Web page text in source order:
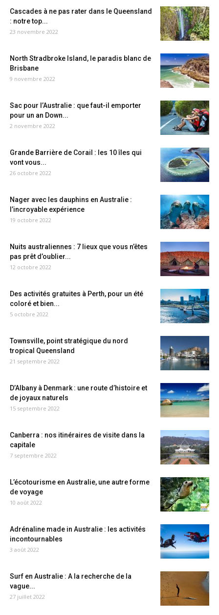
Cascades à ne pas rater dans le Queensland
: notre top...
23 novembre 2022
North Stradbroke Island, le paradis blanc de
Brisbane
9 novembre 2022
Sac pour l’Australie : que faut-il emporter
pour un an Down...
2 novembre 2022
Grande Barrière de Corail : les 10 îles qui
vont vous...
26 octobre 2022
Nager avec les dauphins en Australie :
l’incroyable expérience
19 octobre 2022
Nuits australiennes : 7 lieux que vous n’êtes
pas prêt d’oublier...
12 octobre 2022
Des activités gratuites à Perth, pour un été
coloré et bien...
5 octobre 2022
Townsville, point stratégique du nord
tropical Queensland
21 septembre 2022
D’Albany à Denmark : une route d’histoire et
de joyaux naturels
15 septembre 2022
Canberra : nos itinéraires de visite dans la
capitale
7 septembre 2022
L’écotourisme en Australie, une autre forme
de voyage
10 août 2022
Adrénaline made in Australie : les activités
incontournables
3 août 2022
Surf en Australie : A la recherche de la
vague...
27 juillet 2022